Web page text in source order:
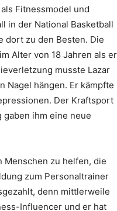
Fitnessmodel und
in der National Basketball
dort zu den Besten. Die
Alter von 18 Jahren als er
musste Lazar
Nagel hängen. Er kämpfte
Der Kraftsport
ihm eine neue
Menschen zu helfen, die
zum Personaltrainer
denn mittlerweile
Influencer und er hat